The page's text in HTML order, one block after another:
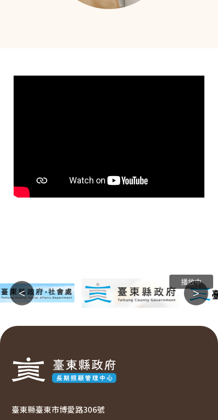
播放中
< >
:::
臺東縣臺東市博愛路306號